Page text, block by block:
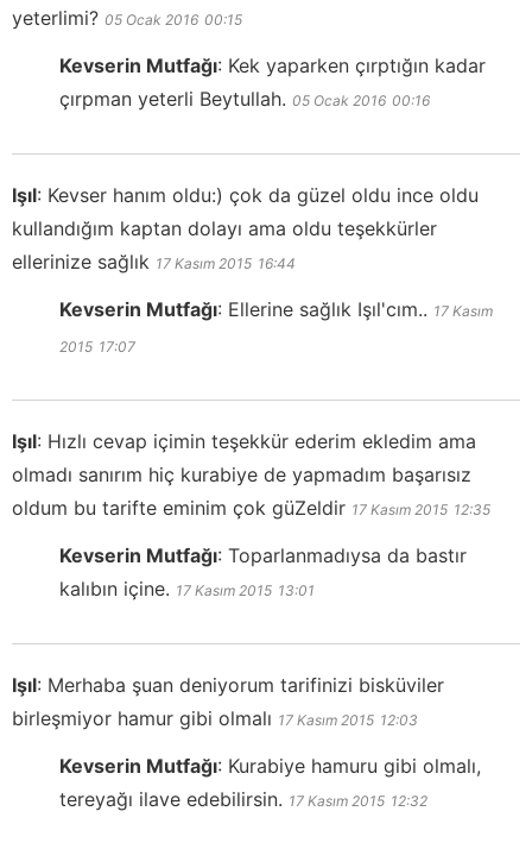
yeterlimi? 05 Ocak 2016 00:15
Kevserin Mutfağı: Kek yaparken çırptığın kadar
çırpman yeterli Beytullah. 05 Ocak 2016 00:16
Işıl: Kevser hanım oldu:) çok da güzel oldu ince oldu
kullandığım kaptan dolayı ama oldu teşekkürler
ellerinize sağlık 17 Kasım 2015 16:44
Kevserin Mutfağı: Ellerine sağlık Işıl'cım.. 17 Kasım
2015 17:07
Işıl: Hızlı cevap içimin teşekkür ederim ekledim ama
olmadı sanırım hiç kurabiye de yapmadım başarısız
oldum bu tarifte eminim çok güZeldir 17 Kasım 2015 12:35
Kevserin Mutfağı: Toparlanmadıysa da bastır
kalıbın içine. 17 Kasım 2015 13:01
Işıl: Merhaba şuan deniyorum tarifinizi bisküviler
birleşmiyor hamur gibi olmalı 17 Kasım 2015 12:03
Kevserin Mutfağı: Kurabiye hamuru gibi olmalı,
tereyağı ilave edebilirsin. 17 Kasım 2015 12:32